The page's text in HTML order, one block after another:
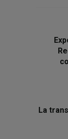
La